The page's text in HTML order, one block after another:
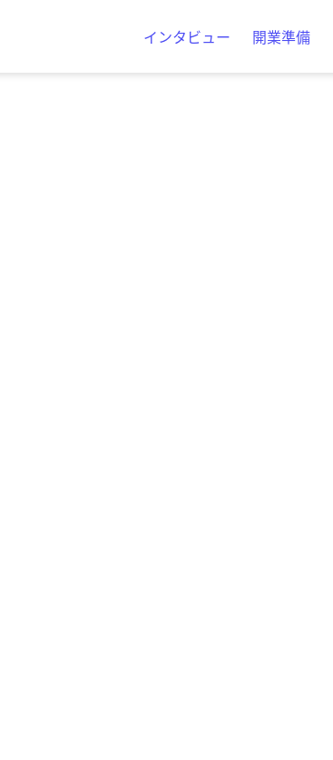
インタビュー 開業準備